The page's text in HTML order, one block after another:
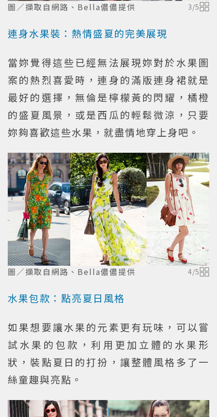
圖／擷取自網路、Bella儂儂提供 3/5
連身水果裝：熱情盛夏的完美展現
當妳覺得這些已經無法展現妳對於水果圖
案的熱烈喜愛時，連身的滿版連身裙就是
最好的選擇，無倫是檸檬黃的閃耀，橘橙
的盛夏風景，或是西瓜的輕鬆微涼，只要
妳夠喜歡這些水果，就盡情地穿上身吧。
圖／擷取自網路、Bella儂儂提供 4/5
水果包款：點亮夏日風格
如果想要讓水果的元素更有玩味，可以嘗
試水果的包款，利用更加立體的水果形
狀，裝點夏日的打扮，讓整體風格多了一
絲童趣與亮點。